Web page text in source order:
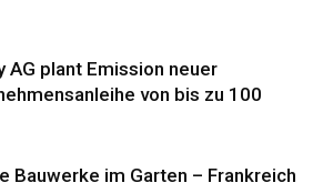
AG plant Emission neuer
von bis zu 100
Bauwerke im Garten – Frankreich